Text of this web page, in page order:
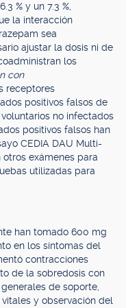
% y un 7.3 %,
la interacción
sea
ajustar la dosis ni de
los
con
receptores
positivos falsos de
no infectados
positivos falsos han
CEDIA DAU Multi-
exámenes para
utilizadas para
han tomado 600 mg
en los síntomas del
contracciones
de la sobredosis con
de soporte,
y observación del